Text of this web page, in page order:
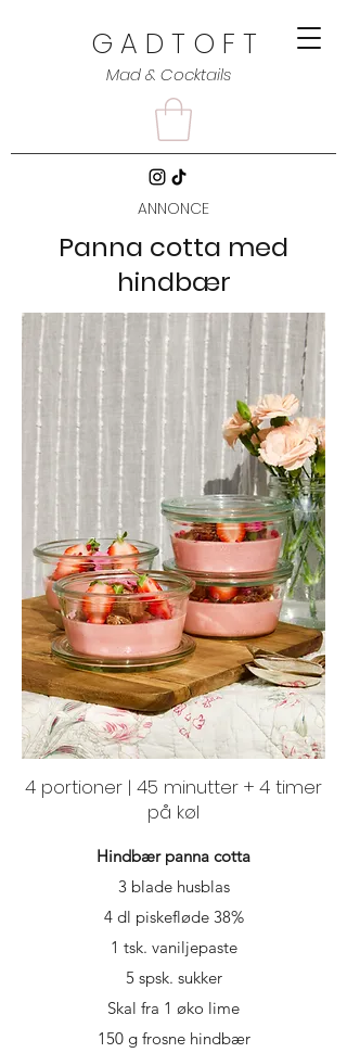
G A D T O F T
Mad & Cocktails
ANNONCE
Panna cotta med
hindbær
4 portioner | 45 minutter + 4 timer
på køl
Hindbær panna cotta
3 blade husblas
4 dl piskefløde 38%
1 tsk. vaniljepaste
5 spsk. sukker
Skal fra 1 øko lime
150 g frosne hindbær